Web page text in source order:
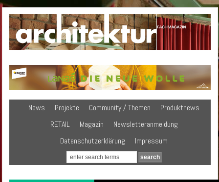
News Projekte Community / Themen
Produktnews
RETAIL
Magazin
Newsletteranmeldung
Datenschutzerklärung
Impressum